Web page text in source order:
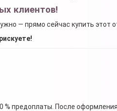
клиентов!
— прямо сейчас купить этот
предоплаты. После